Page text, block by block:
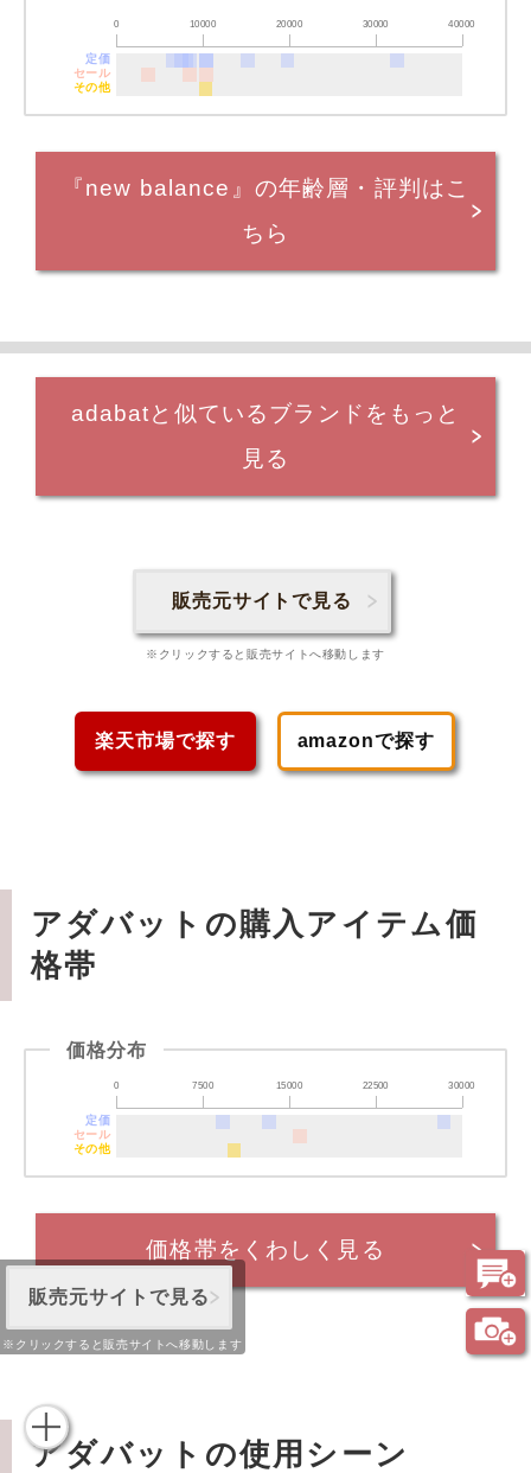
0 10000 20000 30000 40000
定価
セール
その他
『new balance』の年齢層・評判はこ
ちら
adabatと似ているブランドをもっと
見る
販売元サイトで見る
※クリックすると販売サイトへ移動します
楽天市場で探す amazonで探す
アダバットの購入アイテム価
格帯
価格分布
0 7500 15000 22500 30000
定価
セール
その他
価格帯をくわしく見る
アダバットの使用シーン
販売元サイトで見る
※クリックすると販売サイトへ移動します